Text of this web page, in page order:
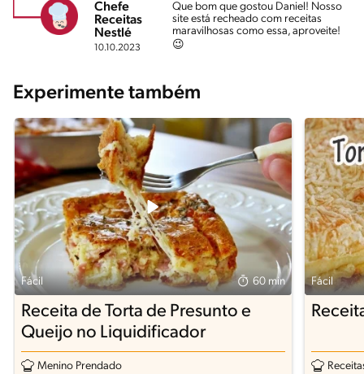
Chefe
Receitas
Nestlé
10.10.2023
Que bom que gostou Daniel! Nosso
site está recheado com receitas
maravilhosas como essa, aproveite!
😉
Experimente também
Fácil 60 min
Receita de Torta de Presunto e
Queijo no Liquidificador
Menino Prendado
Fácil